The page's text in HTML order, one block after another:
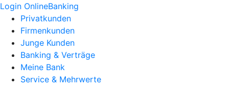
Login OnlineBanking
Privatkunden
Firmenkunden
Junge Kunden
Banking & Verträge
Meine Bank
Service & Mehrwerte